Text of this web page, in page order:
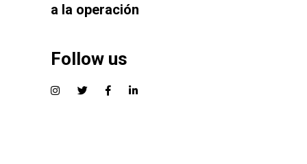
a la operación
Follow us